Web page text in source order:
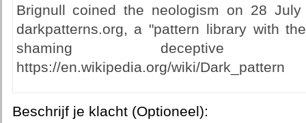
Brignull coined the neologism on 28
darkpatterns.org, a "pattern library with
shaming deceptive
https://en.wikipedia.org/wiki/Dark_pattern
Beschrijf je klacht (Optioneel):